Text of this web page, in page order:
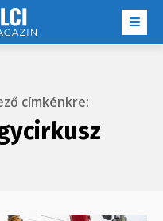
címkénkre: